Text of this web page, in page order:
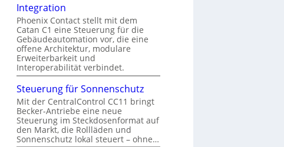
Integration
Phoenix Contact stellt mit dem
Catan C1 eine Steuerung für die
Gebäudeautomation vor, die eine
offene Architektur, modulare
Erweiterbarkeit und
Interoperabilität verbindet.
Steuerung für Sonnenschutz
Mit der CentralControl CC11 bringt
Becker-Antriebe eine neue
Steuerung im Steckdosenformat auf
den Markt, die Rollläden und
Sonnenschutz lokal steuert – ohne…